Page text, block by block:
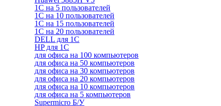
1С на 5 пользователей
1С на 10 пользователей
1С на 15 пользователей
1С на 20 пользователей
DELL для 1С
HP для 1С
для офиса на 100 компьютеров
для офиса на 50 компьютеров
для офиса на 30 компьютеров
для офиса на 20 компьютеров
для офиса на 10 компьютеров
для офиса на 5 компьютеров
Supermicro Б/У